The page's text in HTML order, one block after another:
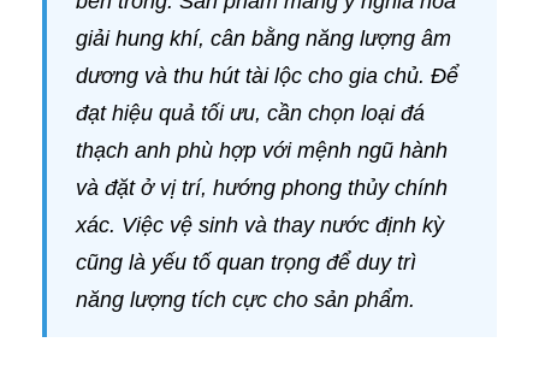
giải hung khí, cân bằng năng lượng âm
dương và thu hút tài lộc cho gia chủ. Để
đạt hiệu quả tối ưu, cần chọn loại đá
thạch anh phù hợp với mệnh ngũ hành
và đặt ở vị trí, hướng phong thủy chính
xác. Việc vệ sinh và thay nước định kỳ
cũng là yếu tố quan trọng để duy trì
năng lượng tích cực cho sản phẩm.